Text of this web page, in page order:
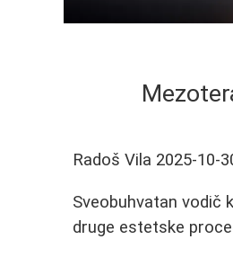
Radoš Vila 2025-10-
Sveobuhvatan vodič
druge estetske